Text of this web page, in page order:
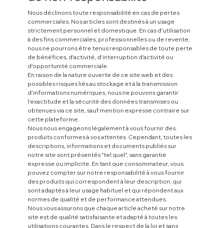
Nous déclinons toute responsabilité en cas de pertes
commerciales. Nos articles sont destinés à un usage
strictement personnel et domestique. En cas d'utilisation
à des fins commerciales, professionnelles ou de revente,
nous ne pourrons être tenus responsables de toute perte
de bénéfices, d'activité, d'interruption d'activité ou
d'opportunité commerciale.
En raison de la nature ouverte de ce site web et des
possibles risques liés au stockage et à la transmission
d'informations numériques, nous ne pouvons garantir
l'exactitude et la sécurité des données transmises ou
obtenues via ce site, sauf mention expresse contraire sur
cette plateforme.
Nous nous engageons légalement à vous fournir des
produits conformes à vos attentes. Cependant, toutes les
descriptions, informations et documents publiés sur
notre site sont présentés "tel quel", sans garantie
expresse ou implicite. En tant que consommateur, vous
pouvez compter sur notre responsabilité à vous fournir
des produits qui correspondent à leur description, qui
sont adaptés à leur usage habituel et qui répondent aux
normes de qualité et de performance attendues.
Nous vous assurons que chaque article acheté sur notre
site est de qualité satisfaisante et adapté à toutes les
utilisations courantes. Dans le respect de la loi et sans